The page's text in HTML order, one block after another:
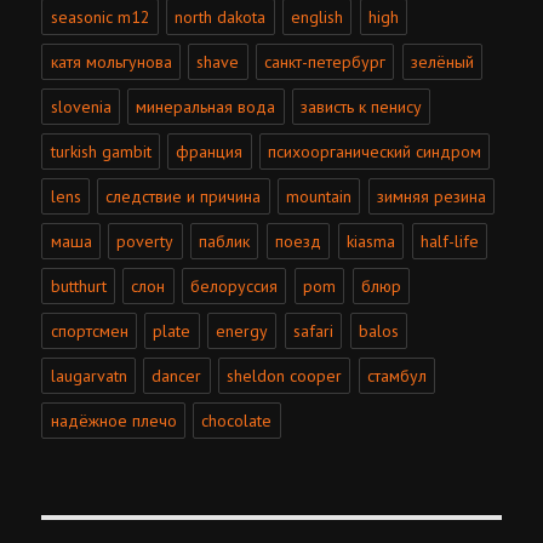
seasonic m12 north dakota english high
катя мольгунова shave санкт-петербург зелёный
slovenia минеральная вода зависть к пенису
turkish gambit франция психоорганический синдром
lens cледствие и причина mountain зимняя резина
маша poverty паблик поезд kiasma half-life
butthurt слон белоруссия pom блюр
спортсмен plate energy safari balos
laugarvatn dancer sheldon cooper стамбул
надёжное плечо chocolate